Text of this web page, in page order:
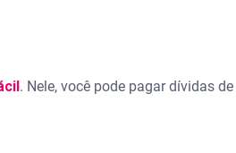
. Nele, você pode pagar dívidas de